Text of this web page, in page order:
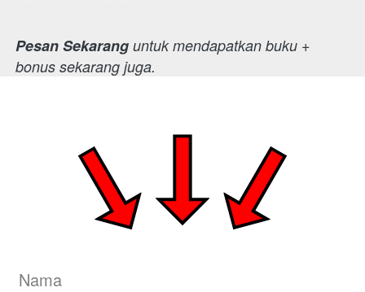
Pesan Sekarang untuk mendapatkan buku +
bonus sekarang juga.
Nama